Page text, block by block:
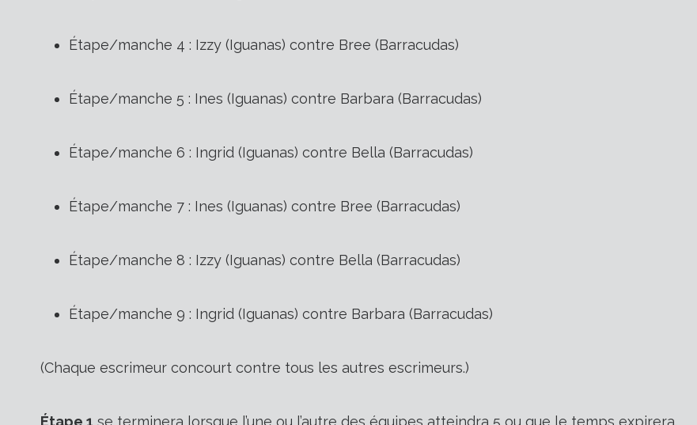
Étape/manche 4 : Izzy (Iguanas) contre Bree (Barracudas)
Étape/manche 5 : Ines (Iguanas) contre Barbara (Barracudas)
Étape/manche 6 : Ingrid (Iguanas) contre Bella (Barracudas)
Étape/manche 7 : Ines (Iguanas) contre Bree (Barracudas)
Étape/manche 8 : Izzy (Iguanas) contre Bella (Barracudas)
Étape/manche 9 : Ingrid (Iguanas) contre Barbara (Barracudas)
(Chaque escrimeur concourt contre tous les autres escrimeurs.)
Étape 1 se terminera lorsque l’une ou l’autre des équipes atteindra 5 ou que le temps expirera.